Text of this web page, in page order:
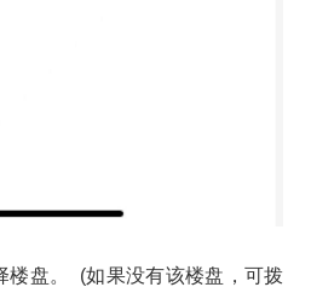
楼盘。 (如果没有该楼盘，可拨